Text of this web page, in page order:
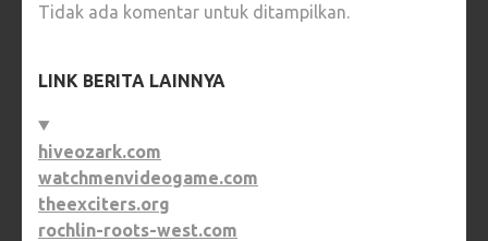
Tidak ada komentar untuk ditampilkan.
LINK BERITA LAINNYA
hiveozark.com
watchmenvideogame.com
theexciters.org
rochlin-roots-west.com